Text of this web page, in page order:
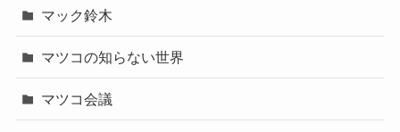
マック鈴木
マツコの知らない世界
マツコ会議